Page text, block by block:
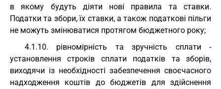
в якому будуть діяти нові правила та ставки.
Податки та збори, їх ставки, а також податкові пільги
не можуть змінюватися протягом бюджетного року;
4.1.10. рівномірність та зручність сплати -
установлення строків сплати податків та зборів,
виходячи із необхідності забезпечення своєчасного
надходження коштів до бюджетів для здійснення